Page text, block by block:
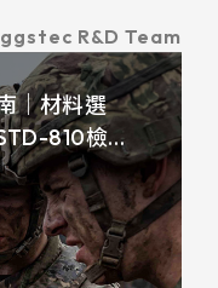
mm
mm
mm
mm
mm
R&D Team
｜材料選
810檢